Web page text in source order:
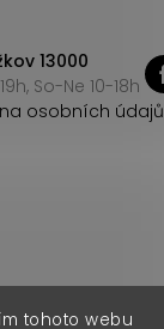
tohoto webu
13000
So-Ne 10-18h
osobních údajů